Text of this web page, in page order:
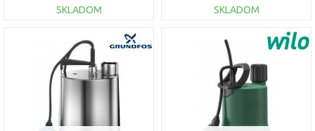
SKLADOM
DO KOŠÍKA
Porovnať
SKLADOM
DO KOŠÍKA
Porovnať